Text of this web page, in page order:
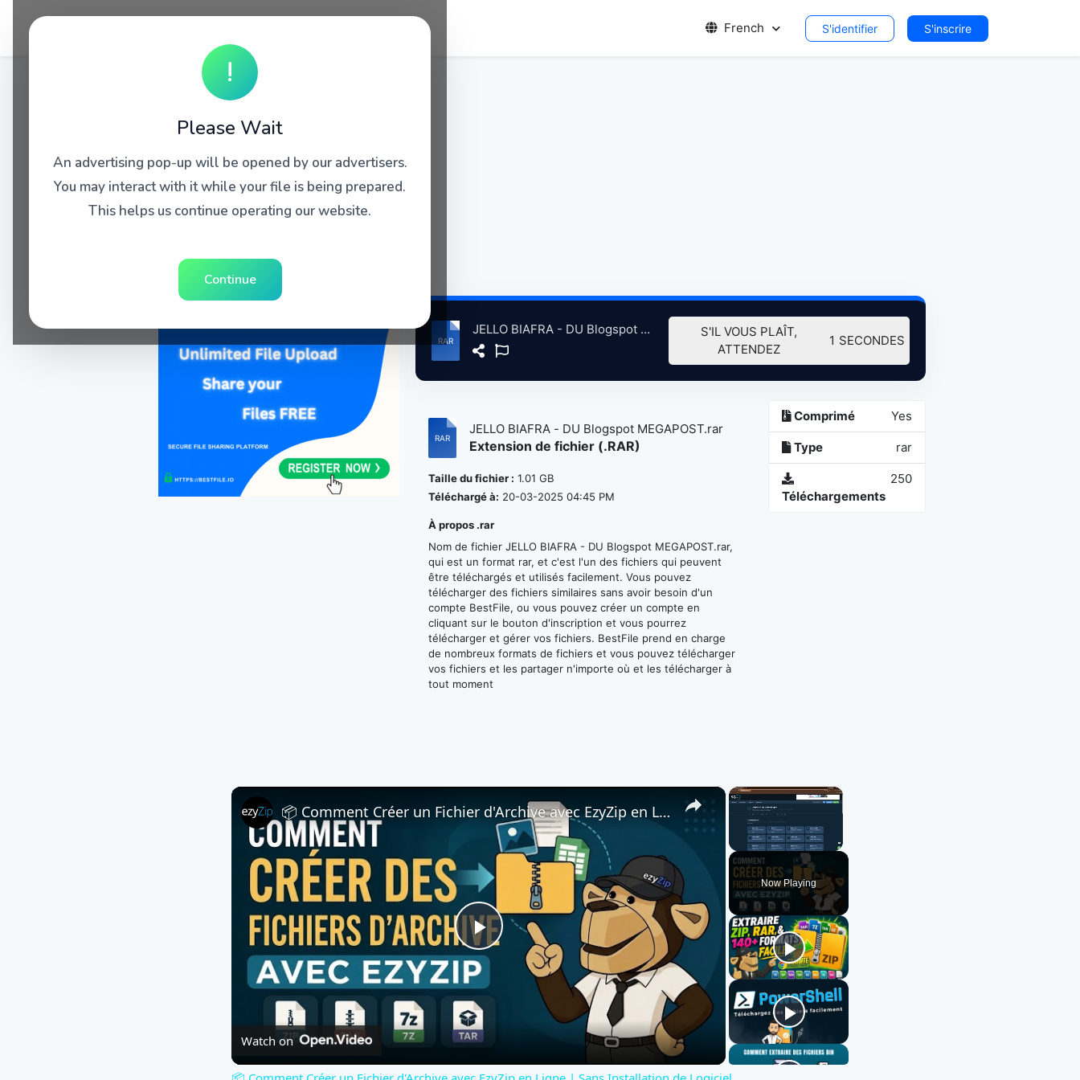
French S'identifier S'inscrire
!
Please Wait
An advertising pop-up will be opened by our advertisers.
You may interact with it while your file is being prepared.
This helps us continue operating our website.
Continue
JELLO BIAFRA - DU Blogspot MEGAPOST.rar
S'IL VOUS PLAÎT,
ATTENDEZ
0 SECONDES
JELLO BIAFRA - DU Blogspot MEGAPOST.rar
Extension de fichier (.RAR)
Taille du fichier : 1.01 GB
Téléchargé à: 20-03-2025 04:45 PM
À propos .rar
Nom de fichier JELLO BIAFRA - DU Blogspot MEGAPOST.rar,
qui est un format rar, et c'est l'un des fichiers qui peuvent
être téléchargés et utilisés facilement. Vous pouvez
télécharger des fichiers similaires sans avoir besoin d'un
compte BestFile, ou vous pouvez créer un compte en
cliquant sur le bouton d'inscription et vous pourrez
télécharger et gérer vos fichiers. BestFile prend en charge
de nombreux formats de fichiers et vous pouvez télécharger
vos fichiers et les partager n'importe où et les télécharger à
tout moment
Comprimé Yes
Type rar
Téléchargements
250
×
Unmute
Now Playing
×
Play
Video
📦 Comment Créer un Fichier d'Archive avec EzyZip en Ligne | Sans Installation de Logiciel
Watch on